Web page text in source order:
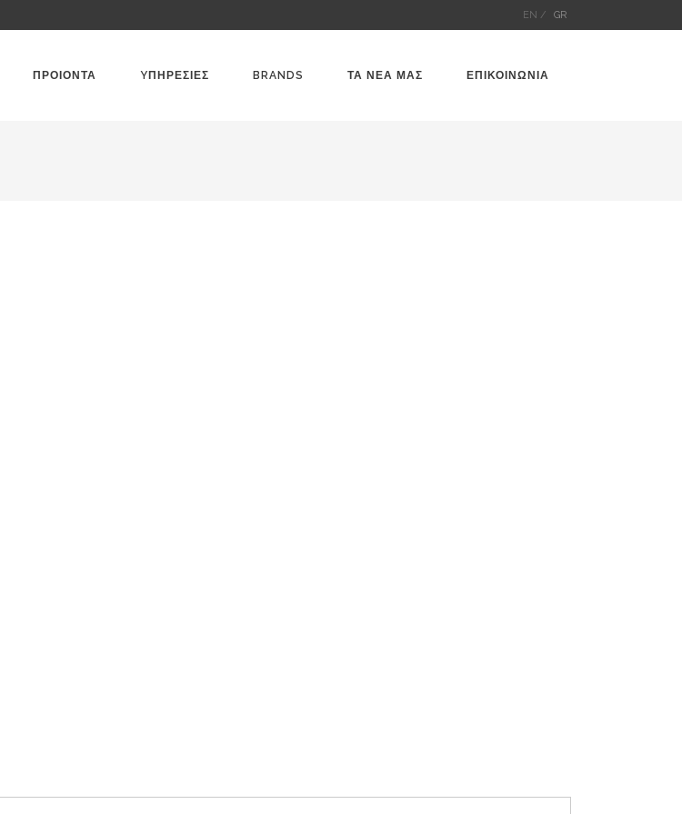
EN / GR
ΠΡΟΙΟΝΤΑ YΠΗΡΕΣΙΕΣ BRANDS ΤΑ ΝΕΑ ΜΑΣ ΕΠΙΚΟΙΝΩΝΙΑ